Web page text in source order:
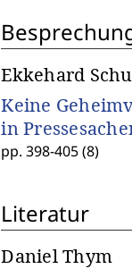
Ekkehard
Keine
in
pp. 398-405 (8)
Literatur
Daniel Thym